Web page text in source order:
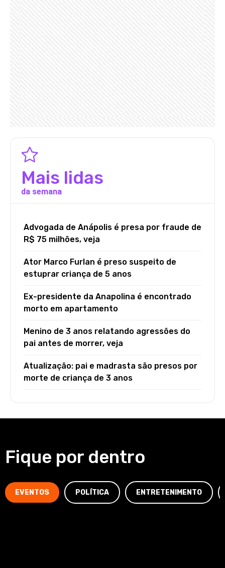
Mais lidas
da semana
Advogada de Anápolis é presa por fraude de
R$ 75 milhões, veja
Ator Marco Furlan é preso suspeito de
estuprar criança de 5 anos
Ex-presidente da Anapolina é encontrado
morto em apartamento
Menino de 3 anos relatando agressões do
pai antes de morrer, veja
Atualização: pai e madrasta são presos por
morte de criança de 3 anos
Fique por dentro
EVENTOS POLÍTICA ENTRETENIMENTO